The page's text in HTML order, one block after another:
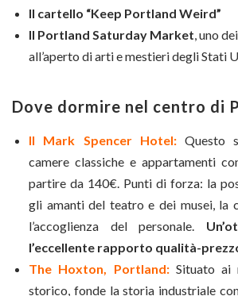
Il cartello “Keep Portland Weird”
Il Portland Saturday Market, uno
all’aperto di arti e mestieri degli Stati
Dove dormire nel centro di
Il Mark Spencer Hotel:Questo
camere classiche e appartamenti
partire da 140€. Punti di forza: la
gli amanti del teatro e dei musei, la
l’accoglienza del personale.
l’eccellente rapporto qualità-
The Hoxton, Portland:Situato ai
storico, fonde la storia industriale